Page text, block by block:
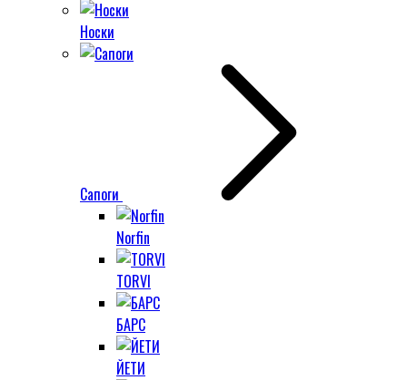
Носки
Сапоги
Norfin
TORVI
БАРС
ЙЕТИ